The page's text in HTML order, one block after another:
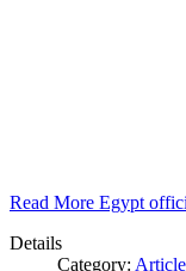
Read More Egypt
Details
Category: